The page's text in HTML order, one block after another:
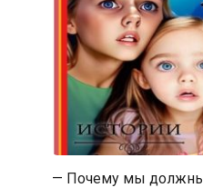
— Почему мы должны